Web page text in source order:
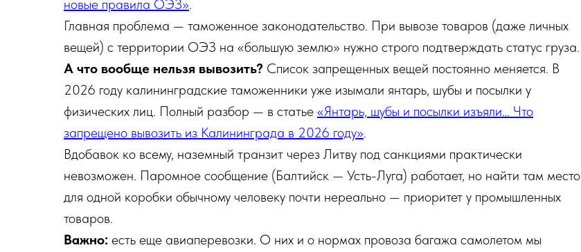
новые правила ОЭЗ».
Главная проблема — таможенное законодательство. При вывозе товаров (даже личных
вещей) с территории ОЭЗ на «большую землю» нужно строго подтверждать статус груза.
А что вообще нельзя вывозить? Список запрещенных вещей постоянно меняется. В
2026 году калининградские таможенники уже изымали янтарь, шубы и посылки у
физических лиц. Полный разбор — в статье «Янтарь, шубы и посылки изъяли… Что
запрещено вывозить из Калининграда в 2026 году».
Вдобавок ко всему, наземный транзит через Литву под санкциями практически
невозможен. Паромное сообщение (Балтийск — Усть-Луга) работает, но найти там место
для одной коробки обычному человеку почти нереально — приоритет у промышленных
товаров.
Важно: есть еще авиаперевозки. О них и о нормах провоза багажа самолетом мы